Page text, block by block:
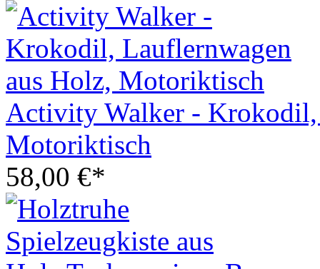
Activity Walker -
Motoriktisch
58,00 €*